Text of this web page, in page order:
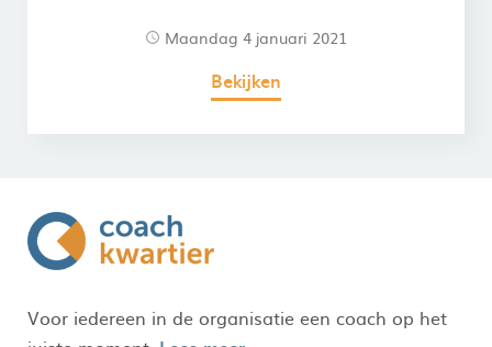
maandag 4 januari 2021
Bekijken
Voor iedereen in de organisatie een coach op het